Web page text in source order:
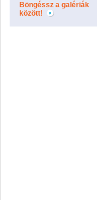
Böngéssz a galériák
között!